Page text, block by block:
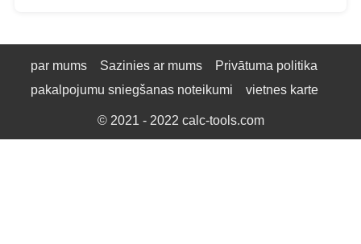
par mums Sazinies ar mums
Privātuma politika
pakalpojumu sniegšanas noteikumi
vietnes karte
© 2021 - 2022 calc-tools.com